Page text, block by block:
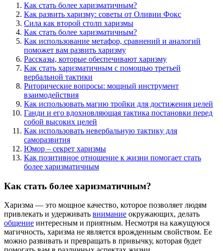
Как стать более харизматичным?
Как развить харизму: советы от Оливии Фокс
Сила как второй столп харизмы
Как стать более харизматичным?
Как использование метафор, сравнений и аналогий
поможет вам развить харизму
Рассказы, которые обеспечивают харизму
Как стать харизматичным с помощью третьей
вербальной тактики
Риторические вопросы: мощный инструмент
взаимодействия
Как использовать магию тройки для достижения целей
Ганди и его вдохновляющая тактика постановки перед
собой высоких целей
Как использовать невербальную тактику для
саморазвития
Юмор – секрет харизмы
Как позитивное отношение к жизни помогает стать
более харизматичным
Как стать более харизматичным?
Харизма — это мощное качество, которое позволяет людям
привлекать и удерживать внимание окружающих, делать
общение интересным и приятным. Несмотря на кажущуюся
магичность, харизма не является врожденным свойством. Ее
можно развивать и превращать в привычку, которая будет